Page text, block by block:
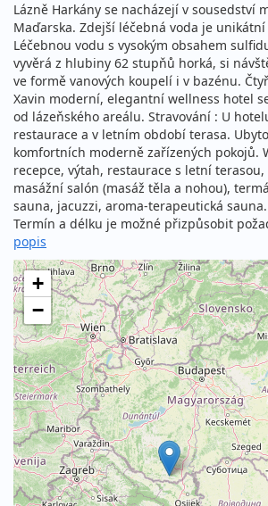
Lázně Harkány se nacházejí v sousedství
Maďarska. Zdejší léčebná voda je
Léčebnou vodu s vysokým obsahem
vyvěrá z hlubiny 62 stupňů horká, si
ve formě vanových koupelí i v bazénu.
Xavin moderní, elegantní wellness hotel
od lázeňského areálu. Stravování : U
restaurace a v letním období terasa.
komfortních moderně zařízených pokojů.
recepce, výtah, restaurace s letní terasou,
masážní salón (masáž těla a nohou),
sauna, jacuzzi, aroma-terapeutická
Termín a délku je možné přizpůsobit
popis
+
−